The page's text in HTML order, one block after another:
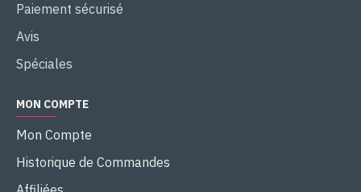
Paiement sécurisé
Avis
Spéciales
MON COMPTE
Mon Compte
Historique de Commandes